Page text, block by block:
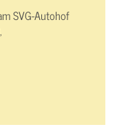
SVG-Autohof